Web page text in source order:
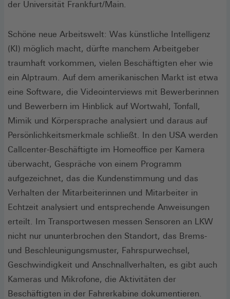
der Universität Frankfurt/Main.
Schöne neue Arbeitswelt: Was künstliche Intelligenz
(KI) möglich macht, dürfte manchem Arbeitgeber
traumhaft vorkommen, vielen Beschäftigten eher wie
ein Alptraum. Auf dem amerikanischen Markt ist etwa
eine Software, die Videointerviews mit Bewerberinnen
und Bewerbern im Hinblick auf Wortwahl, Tonfall,
Mimik und Körpersprache analysiert und daraus auf
Persönlichkeitsmerkmale schließt. In den USA werden
Callcenter-Beschäftigte im Homeoffice per Kamera
überwacht, Gespräche von einem Programm
aufgezeichnet, das die Kundenstimmung und das
Verhalten der Mitarbeiterinnen und Mitarbeiter in
Echtzeit analysiert und entsprechende Anweisungen
erteilt. Im Transportwesen messen Sensoren an LKW
nicht nur ununterbrochen den Standort, das Brems-
und Beschleunigungsmuster, Fahrspurwechsel,
Geschwindigkeit und Anschnallverhalten, es gibt auch
Kameras und Mikrofone, die Aktivitäten der
Beschäftigten in der Fahrerkabine dokumentieren.